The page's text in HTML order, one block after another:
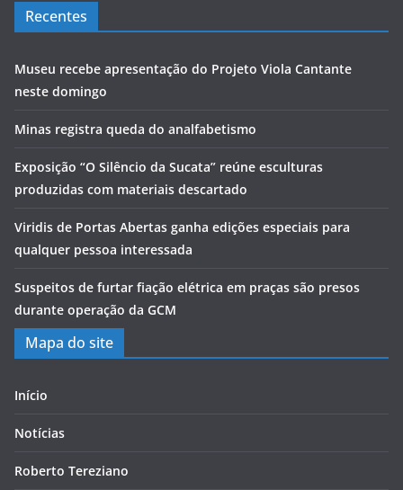
Recentes
Museu recebe apresentação do Projeto Viola Cantante
neste domingo
Minas registra queda do analfabetismo
Exposição “O Silêncio da Sucata” reúne esculturas
produzidas com materiais descartado
Viridis de Portas Abertas ganha edições especiais para
qualquer pessoa interessada
Suspeitos de furtar fiação elétrica em praças são presos
durante operação da GCM
Mapa do site
Início
Notícias
Roberto Tereziano